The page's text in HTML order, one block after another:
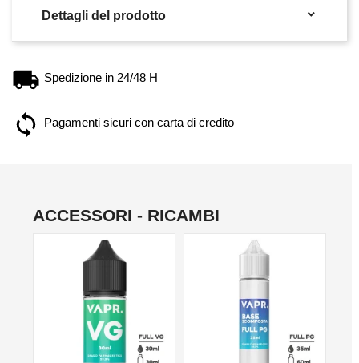
Dettagli del prodotto 
Spedizione in 24/48 H
Pagamenti sicuri con carta di credito
ACCESSORI - RICAMBI